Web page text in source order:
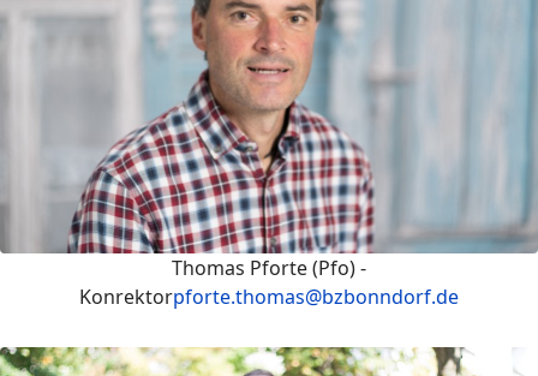
Thomas Pforte (Pfo) -
Konrektorpforte.thomas@bzbonndorf.de